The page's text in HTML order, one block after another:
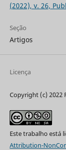
(2022), v. 26,
Seção
Artigos
Licença
Copyright (c) 2022
Este trabalho está
Attribution-